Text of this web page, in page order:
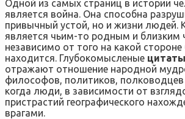
Одной из самых страниц в истории
является война. Она способна
привычный устой, но и жизни людей.
является чьим-то родным и близким
независимо от того на какой
находится. Глубокомысленые
отражают отношение народной
философов, политиков,
когда люди, в зависимости от
пристрастий географического
врагами.